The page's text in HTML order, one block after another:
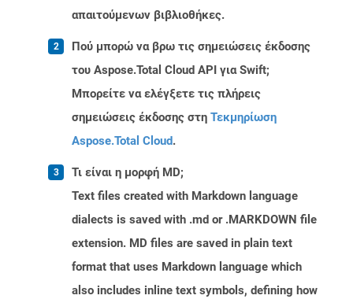
απαιτούμενων βιβλιοθήκες.
Πού μπορώ να βρω τις σημειώσεις έκδοσης
του Aspose.Total Cloud API για Swift;
Μπορείτε να ελέγξετε τις πλήρεις
σημειώσεις έκδοσης στη Τεκμηρίωση
Aspose.Total Cloud.
Τι είναι η μορφή MD;
Text files created with Markdown language
dialects is saved with .md or .MARKDOWN file
extension. MD files are saved in plain text
format that uses Markdown language which
also includes inline text symbols, defining how